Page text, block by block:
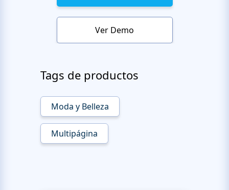
Ver Demo
Tags de productos
Moda y Belleza
Multipágina